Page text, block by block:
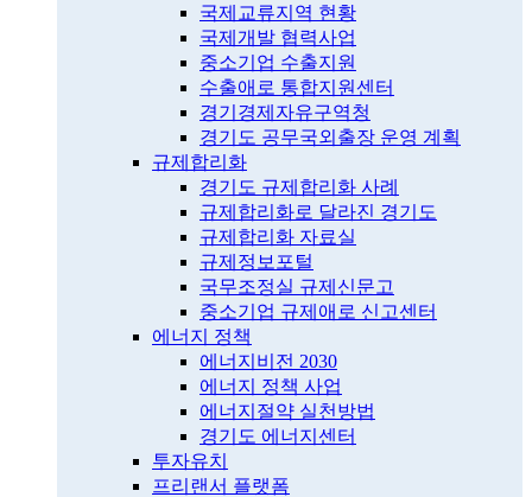
국제교류지역 현황
국제개발 협력사업
중소기업 수출지원
수출애로 통합지원센터
경기경제자유구역청
경기도 공무국외출장 운영 계획
규제합리화
경기도 규제합리화 사례
규제합리화로 달라진 경기도
규제합리화 자료실
규제정보포털
국무조정실 규제신문고
중소기업 규제애로 신고센터
에너지 정책
에너지비전 2030
에너지 정책 사업
에너지절약 실천방법
경기도 에너지센터
투자유치
프리랜서 플랫폼